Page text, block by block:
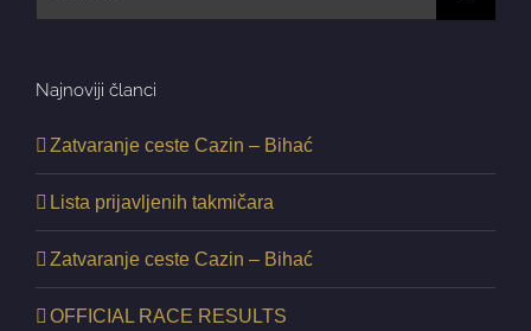
Najnoviji članci
Zatvaranje ceste Cazin – Bihać
Lista prijavljenih takmičara
Zatvaranje ceste Cazin – Bihać
OFFICIAL RACE RESULTS